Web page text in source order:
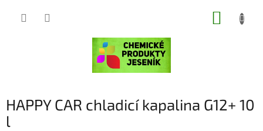
HAPPY CAR chladicí kapalina G12+ 10
l